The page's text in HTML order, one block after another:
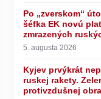
a
Po „zverskom“
šéfka EK novú
zmrazených
5. augusta 2026
Kyjev prvýkrát
ruskej rakety.
protivzdušnej